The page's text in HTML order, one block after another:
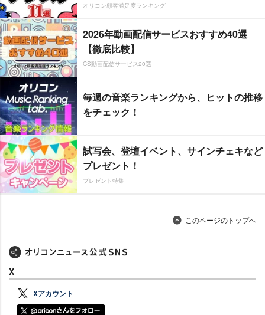
オリコン顧客満足度ランキング
2026年動画配信サービスおすすめ40選
【徹底比較】
CS動画配信サービス20選
毎週の音楽ランキングから、ヒットの推移
をチェック！
試写会、登壇イベント、サインチェキなど
プレゼント！
プレゼント特集
このページのトップへ
X
Xアカウント